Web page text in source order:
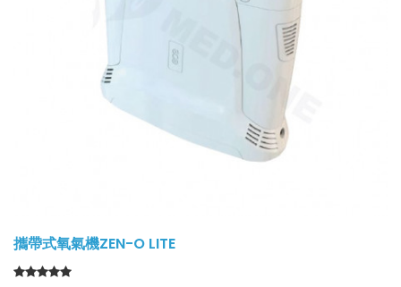
攜帶式氧氣機ZEN-O LITE